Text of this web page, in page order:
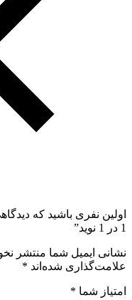
اولین نفری باشید که
1 در 1 نوید”
نشانی ایمیل شما منتشر
علامت‌گذاری شده‌اند *
امتیاز شما *